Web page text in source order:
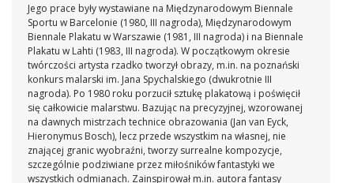
Jego prace były wystawiane na Międzynarodowym Biennale
Sportu w Barcelonie (1980, III nagroda), Międzynarodowym
Biennale Plakatu w Warszawie (1981, III nagroda) i na Biennale
Plakatu w Lahti (1983, III nagroda). W początkowym okresie
twórczości artysta rzadko tworzył obrazy, m.in. na poznański
konkurs malarski im. Jana Spychalskiego (dwukrotnie III
nagroda). Po 1980 roku porzucił sztukę plakatową i poświęcił
się całkowicie malarstwu. Bazując na precyzyjnej, wzorowanej
na dawnych mistrzach technice obrazowania (Jan van Eyck,
Hieronymus Bosch), lecz przede wszystkim na własnej, nie
znającej granic wyobraźni, tworzy surrealne kompozycje,
szczególnie podziwiane przez miłośników fantastyki we
wszystkich odmianach. Zainspirował m.in. autora fantasy